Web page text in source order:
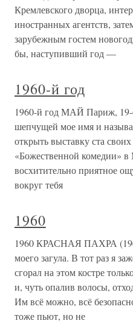
Кремлевского дворца,
иностранных агентств,
зарубежным гостем
бы, наступивший год —
1960-й год
1960-й год МАЙ Париж, 19-
шепчущей мое имя и
открыть выставку ста
«Божественной комедии» в
восхитительно приятное
вокруг тебя
1960
1960 КРАСНАЯ ПАХРА
моего загула. В тот раз я
сгорал на этом костре
и, чуть опалив волосы,
Им всё можно, всё
тоже пьют, но не